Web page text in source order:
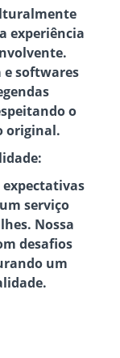
experiência
softwares
o
original.
expectativas
serviço
Nossa
desafios
um